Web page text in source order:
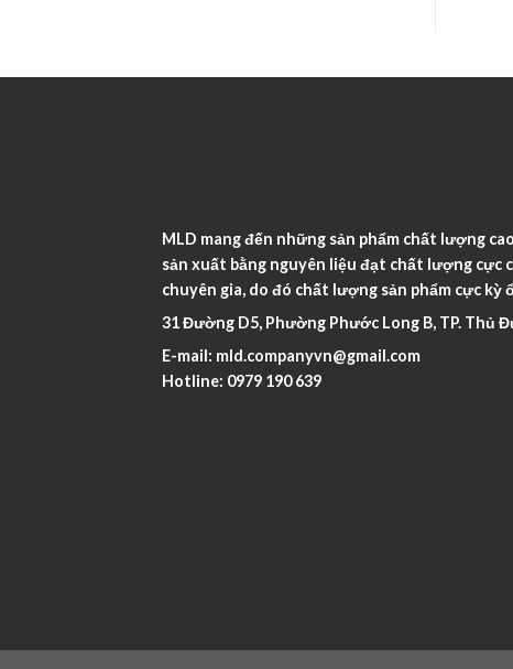
MLD mang đến những sản phẩm chất lượng
sản xuất bằng nguyên liệu đạt chất lượng cực
chuyên gia, do đó chất lượng sản phẩm cực kỳ
31 Đường D5, Phường Phước Long B, TP. Thủ
E-mail: mld.companyvn@gmail.com
Hotline: 0979 190 639